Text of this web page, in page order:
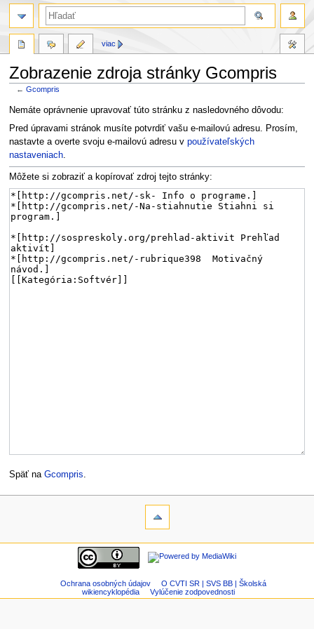
Zobrazenie zdroja stránky Gcompris
←Gcompris
Skočit
na
navigaci
Skočit
na
vyhledávání
Nemáte oprávnenie upravovať túto stránku z nasledovného dôvodu:
Pred úpravami stránok musíte potvrdiť vašu e-mailovú adresu. Prosím,
nastavte a overte svoju e-mailovú adresu v používateľských
nastaveniach.
Môžete si zobraziť a kopírovať zdroj tejto stránky:
Späť na Gcompris.
viac
Ochrana osobných údajov
O CVTI SR | SVS BB | Školská
wikiencyklopédia
Vylúčenie zodpovednosti